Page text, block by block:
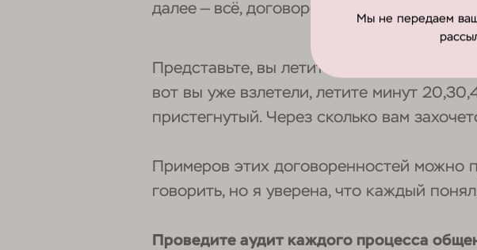
далее — всё, договоренности нарушены, а
Представьте, вы летите на самолете и вам
вот вы уже взлетели, летите минут
пристегнутый. Через сколько вам
Примеров этих договоренностей можно
говорить, но я уверена, что каждый
Проведите аудит каждого процесса
Мы не передаем